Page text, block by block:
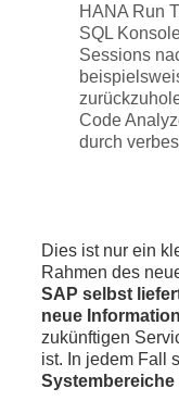
HANA Run
SQL
Sessions
Code
durch
Dies ist nur ein
Rahmen des
SAP selbst
neue
zukünftigen
ist. In jedem Fall
Systembereiche